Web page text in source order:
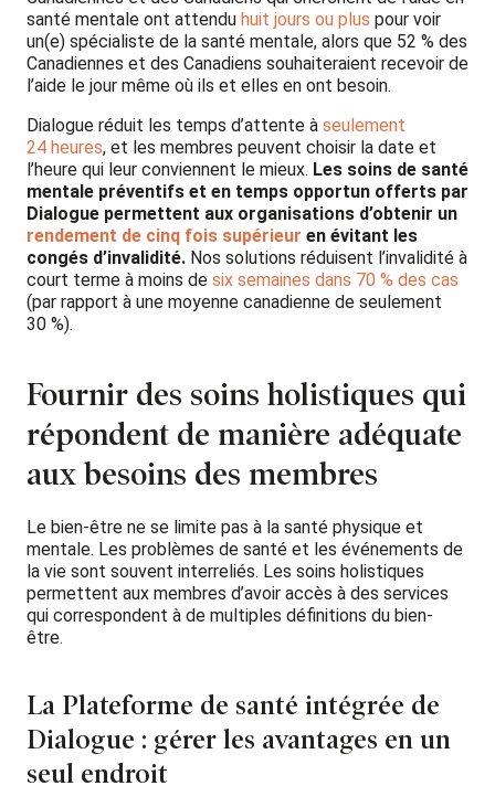
santé mentale ont attendu huit jours ou plus pour voir
un(e) spécialiste de la santé mentale, alors que 52 % des
Canadiennes et des Canadiens souhaiteraient recevoir de
l’aide le jour même où ils et elles en ont besoin.
Dialogue réduit les temps d’attente à seulement
24 heures, et les membres peuvent choisir la date et
l’heure qui leur conviennent le mieux. Les soins de santé
mentale préventifs et en temps opportun offerts par
Dialogue permettent aux organisations d’obtenir un
rendement de cinq fois supérieur en évitant les
congés d’invalidité. Nos solutions réduisent l’invalidité à
court terme à moins de six semaines dans 70 % des cas
(par rapport à une moyenne canadienne de seulement
30 %).
Fournir des soins holistiques qui
répondent de manière adéquate
aux besoins des membres
Le bien-être ne se limite pas à la santé physique et
mentale. Les problèmes de santé et les événements de
la vie sont souvent interreliés. Les soins holistiques
permettent aux membres d’avoir accès à des services
qui correspondent à de multiples définitions du bien-
être.
La Plateforme de santé intégrée de
Dialogue : gérer les avantages en un
seul endroit